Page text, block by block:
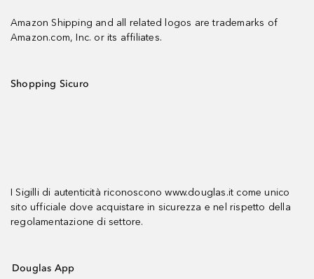
Amazon Shipping and all related logos are trademarks of
Amazon.com, Inc. or its affiliates.
Shopping Sicuro
I Sigilli di autenticità riconoscono www.douglas.it come unico
sito ufficiale dove acquistare in sicurezza e nel rispetto della
regolamentazione di settore.
Douglas App